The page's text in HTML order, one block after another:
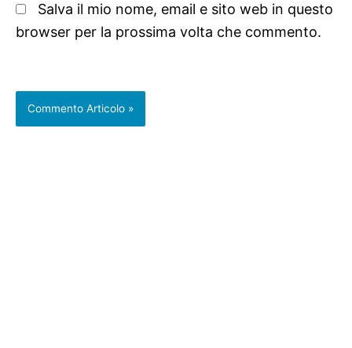
Salva il mio nome, email e sito web in questo
browser per la prossima volta che commento.